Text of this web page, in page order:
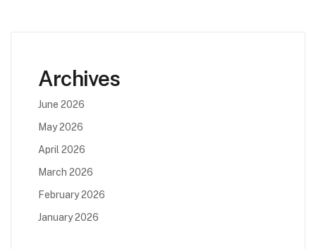
Archives
June 2026
May 2026
April 2026
March 2026
February 2026
January 2026